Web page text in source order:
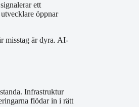
ett
öppnar
misstag är dyra. AI-
Infrastruktur
flödar in i rätt